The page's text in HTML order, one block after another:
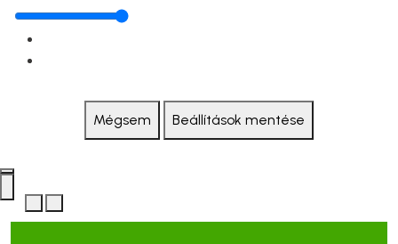
Mégsem Beállítások mentése